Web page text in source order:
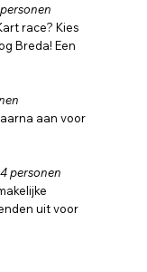
race? Kies
Breda! Een
aan voor
personen
uit voor